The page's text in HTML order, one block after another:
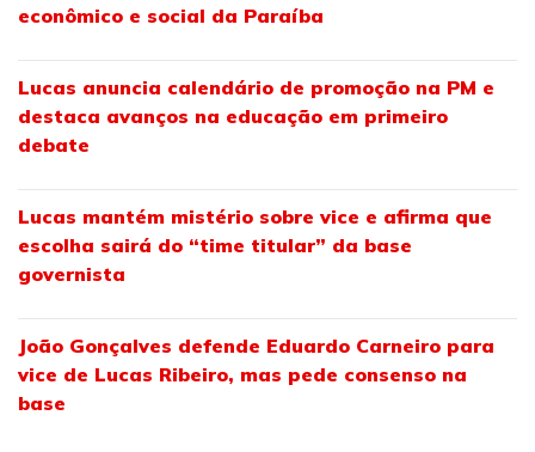
econômico e social da Paraíba
Lucas anuncia calendário de promoção na PM e
destaca avanços na educação em primeiro
debate
Lucas mantém mistério sobre vice e afirma que
escolha sairá do “time titular” da base
governista
João Gonçalves defende Eduardo Carneiro para
vice de Lucas Ribeiro, mas pede consenso na
base